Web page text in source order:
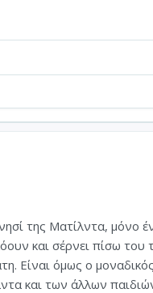
της Ματίλντα, μόνο
και σέρνει πίσω του
Είναι όμως ο
και των άλλων